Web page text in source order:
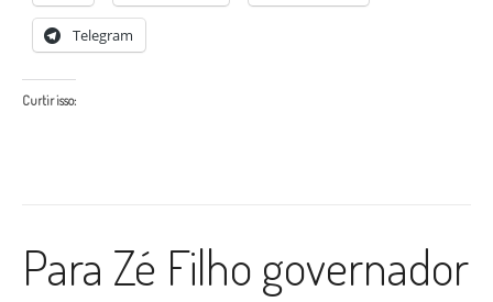
Telegram
Curtir isso:
Para Zé Filho governador